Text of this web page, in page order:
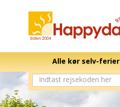
Alle kør selv-ferier